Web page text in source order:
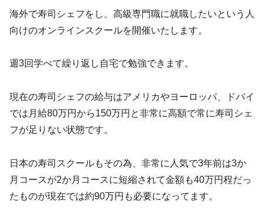
海外で寿司シェフをし、高級専門職に就職したいという人
向けのオンラインスクールを開催いたします。
週3回学べて繰り返し自宅で勉強できます。
現在の寿司シェフの給与はアメリカやヨーロッパ、ドバイ
では月給80万円から150万円と非常に高額で常に寿司シェ
フが足りない状態です。
日本の寿司スクールもその為、非常に人気で3年前は3か
月コースが2か月コースに短縮されて金額も40万円程だっ
たものが現在では約90万円も必要になってます。